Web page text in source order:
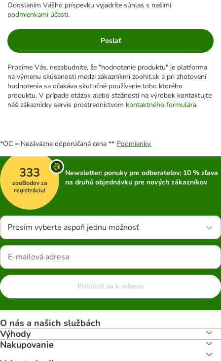
Odoslaním Vášho príspevku vyjadríte súhlas s našimi
podmienkami účasti.
Poslať
Prosíme Vás, nezabudnite, že "hodnotenie produktu" je platforma
na výmenu skúsenosti medzi zákazníkmi zoohit.sk a pri zhotovení
hodnotenia sa očakáva skutočné používanie toho ktorého
produktu. V prípade otázok alebo sťažností na výrobok kontaktujte
náš zákaznícky servis prostredníctvom kontaktného formulára.
*OC = Nezáväzne odporúčaná cena ** Podmienky.
333
zooBodov za
registráciu!
Newsletter: ponuky pre odberateľov; 10 % zľava
na druhú objednávku pre nových zákazníkov
Prosím vyberte aspoň jednu možnosť
Prihlásiť sa k odberu
O nás a našich službách
Výhody
Nakupovanie